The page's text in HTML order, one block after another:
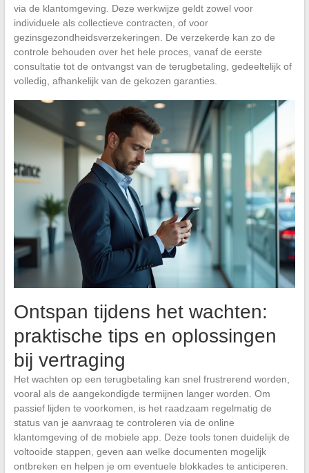
via de klantomgeving. Deze werkwijze geldt zowel voor
individuele als collectieve contracten, of voor
gezinsgezondheidsverzekeringen. De verzekerde kan zo de
controle behouden over het hele proces, vanaf de eerste
consultatie tot de ontvangst van de terugbetaling, gedeeltelijk of
volledig, afhankelijk van de gekozen garanties.
Ontspan tijdens het wachten:
praktische tips en oplossingen
bij vertraging
Het wachten op een terugbetaling kan snel frustrerend worden,
vooral als de aangekondigde termijnen langer worden. Om
passief lijden te voorkomen, is het raadzaam regelmatig de
status van je aanvraag te controleren via de online
klantomgeving of de mobiele app. Deze tools tonen duidelijk de
voltooide stappen, geven aan welke documenten mogelijk
ontbreken en helpen je om eventuele blokkades te anticiperen.